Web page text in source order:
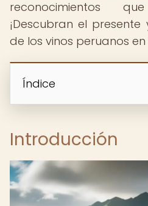
reconocimientos
¡Descubran el
de los vinos peruanos
Índice
Introducción